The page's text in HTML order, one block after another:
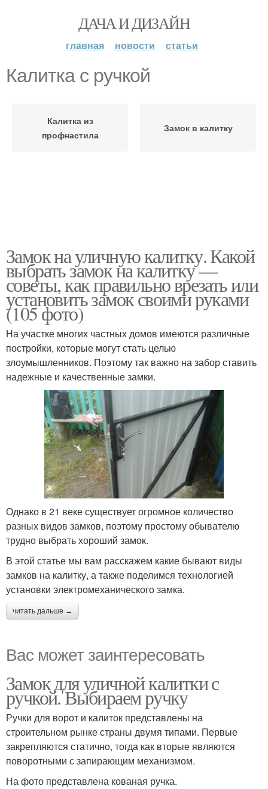
ДАЧА И ДИЗАЙН
главная новости статьи
Калитка с ручкой
Калитка из
профнастила
Замок в калитку
Замок на уличную калитку. Какой
выбрать замок на калитку —
советы, как правильно врезать или
установить замок своими руками
(105 фото)
На участке многих частных домов имеются различные
постройки, которые могут стать целью
злоумышленников. Поэтому так важно на забор ставить
надежные и качественные замки.
Однако в 21 веке существует огромное количество
разных видов замков, поэтому простому обывателю
трудно выбрать хороший замок.
В этой статье мы вам расскажем какие бывают виды
замков на калитку, а также поделимся технологией
установки электромеханического замка.
читать дальше →
Вас может заинтересовать
Замок для уличной калитки с
ручкой. Выбираем ручку
Ручки для ворот и калиток представлены на
строительном рынке страны двумя типами. Первые
закрепляются статично, тогда как вторые являются
поворотными с запирающим механизмом.
На фото представлена кованая ручка.